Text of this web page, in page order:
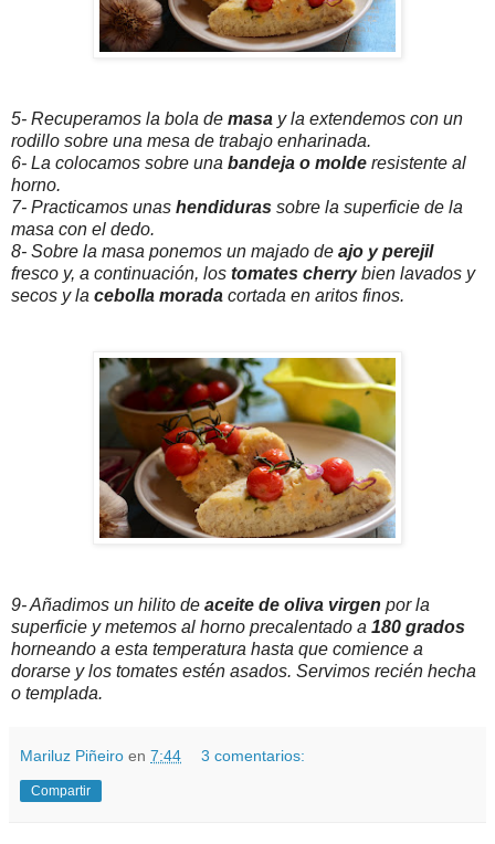
5- Recuperamos la bola de masa y la extendemos con un
rodillo sobre una mesa de trabajo enharinada.
6- La colocamos sobre una bandeja o molde resistente al
horno.
7- Practicamos unas hendiduras sobre la superficie de la
masa con el dedo.
8- Sobre la masa ponemos un majado de ajo y perejil
fresco y, a continuación, los tomates cherrybien lavados y
secos y la cebolla morada cortada en aritos finos.
9- Añadimos un hilito de aceite de oliva virgen por la
superficie y metemos al horno precalentado a 180 grados
horneando a esta temperatura hasta que comience a
dorarse y los tomates estén asados. Servimos recién hecha
o templada.
Mariluz Piñeiro en 7:44 3 comentarios:
Compartir